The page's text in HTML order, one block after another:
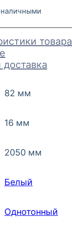
товара
82 мм
16 мм
2050 мм
Белый
Однотонный